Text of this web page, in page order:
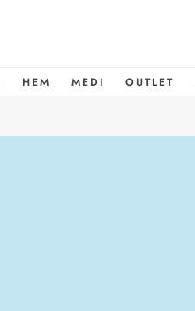
HEM MEDI OUTLET